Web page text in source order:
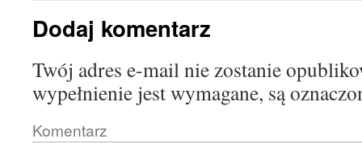
Dodaj komentarz
Twój adres e-mail nie zostanie
wypełnienie jest wymagane, są
Komentarz